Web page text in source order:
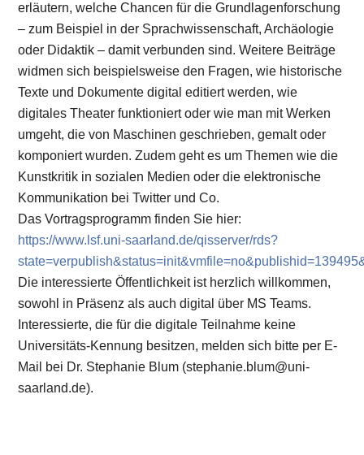
erläutern, welche Chancen für die Grundlagenforschung
– zum Beispiel in der Sprachwissenschaft, Archäologie
oder Didaktik – damit verbunden sind. Weitere Beiträge
widmen sich beispielsweise den Fragen, wie historische
Texte und Dokumente digital editiert werden, wie
digitales Theater funktioniert oder wie man mit Werken
umgeht, die von Maschinen geschrieben, gemalt oder
komponiert wurden. Zudem geht es um Themen wie die
Kunstkritik in sozialen Medien oder die elektronische
Kommunikation bei Twitter und Co.
Das Vortragsprogramm finden Sie hier:
https://www.lsf.uni-saarland.de/qisserver/rds?
Die interessierte Öffentlichkeit ist herzlich willkommen,
sowohl in Präsenz als auch digital über MS Teams.
Interessierte, die für die digitale Teilnahme keine
Universitäts-Kennung besitzen, melden sich bitte per E-
Mail bei Dr. Stephanie Blum (stephanie.blum@uni-
saarland.de).